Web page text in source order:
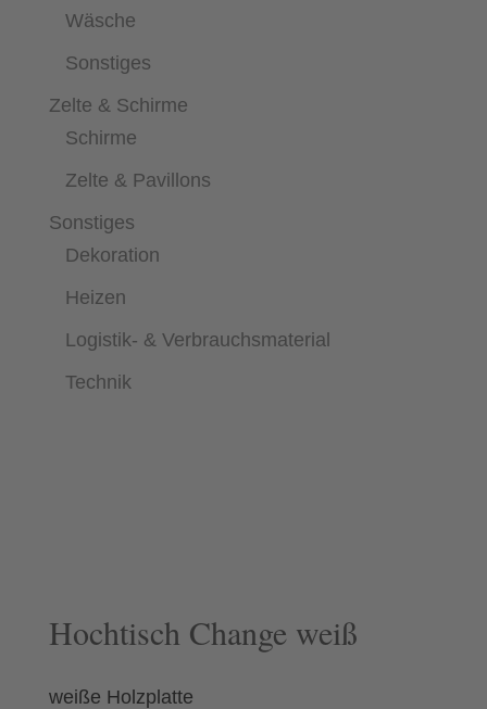
Wäsche
Sonstiges
Zelte & Schirme
Schirme
Zelte & Pavillons
Sonstiges
Dekoration
Heizen
Logistik- & Verbrauchsmaterial
Technik
Hochtisch Change weiß
weiße Holzplatte